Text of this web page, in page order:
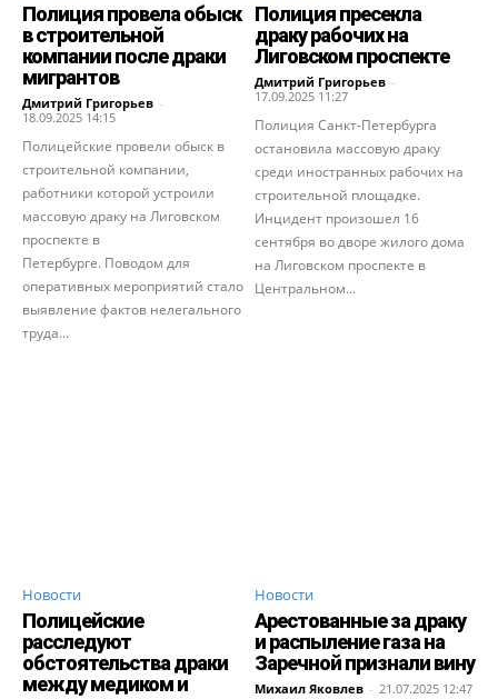
Полиция провела обыск
в строительной
компании после драки
мигрантов
Дмитрий Григорьев -
18.09.2025 14:15
Полицейские провели обыск в
строительной компании,
работники которой устроили
массовую драку на Лиговском
проспекте в
Петербурге. Поводом для
оперативных мероприятий стало
выявление фактов нелегального
труда...
Полиция пресекла
драку рабочих на
Лиговском проспекте
Дмитрий Григорьев -
17.09.2025 11:27
Полиция Санкт-Петербурга
остановила массовую драку
среди иностранных рабочих на
строительной площадке.
Инцидент произошел 16
сентября во дворе жилого дома
на Лиговском проспекте в
Центральном...
Новости
Полицейские
расследуют
обстоятельства драки
между медиком и
Новости
Арестованные за драку
и распыление газа на
Заречной признали вину
Михаил Яковлев - 21.07.2025 12:47